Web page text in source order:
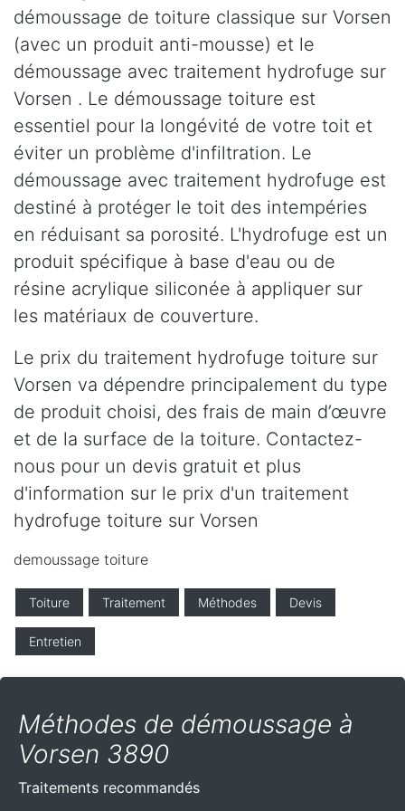
démoussage de toiture classique sur Vorsen
(avec un produit anti-mousse) et le
démoussage avec traitement hydrofuge sur
Vorsen . Le démoussage toiture est
essentiel pour la longévité de votre toit et
éviter un problème d'infiltration. Le
démoussage avec traitement hydrofuge est
destiné à protéger le toit des intempéries
en réduisant sa porosité. L'hydrofuge est un
produit spécifique à base d'eau ou de
résine acrylique siliconée à appliquer sur
les matériaux de couverture.
Le prix du traitement hydrofuge toiture sur
Vorsen va dépendre principalement du type
de produit choisi, des frais de main d’œuvre
et de la surface de la toiture. Contactez-
nous pour un devis gratuit et plus
d'information sur le prix d'un traitement
hydrofuge toiture sur Vorsen
demoussage toiture
Toiture Traitement Méthodes Devis
Entretien
Méthodes de démoussage à
Vorsen 3890
Traitements recommandés